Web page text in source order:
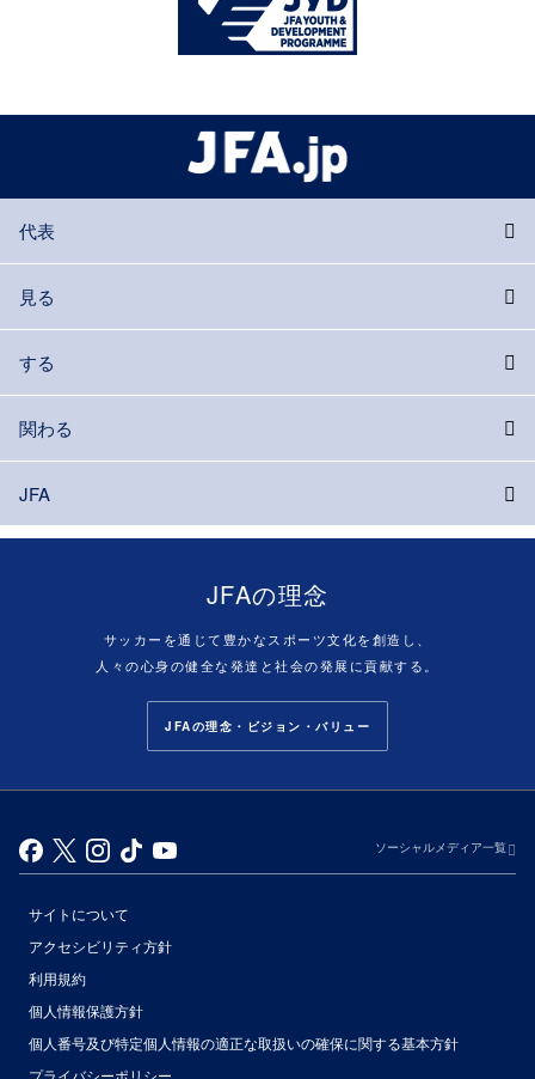
代表
見る
する
関わる
JFA
JFAの理念
サッカーを通じて豊かなスポーツ文化を創造し、
人々の心身の健全な発達と社会の発展に貢献する。
JFAの理念・ビジョン・バリュー
ソーシャルメディア一覧
サイトについて
アクセシビリティ方針
利用規約
個人情報保護方針
個人番号及び特定個人情報の適正な取扱いの確保に関する基本方針
プライバシーポリシー